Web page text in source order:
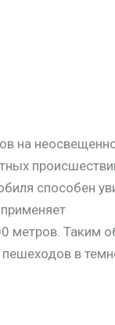
на
способен
метров. Таким
в